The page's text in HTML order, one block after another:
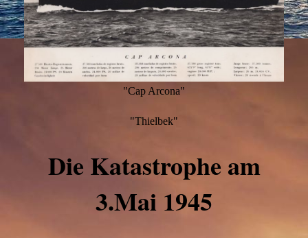
"Cap Arcona"
"Thielbek"
Die Katastrophe am
3.Mai 1945